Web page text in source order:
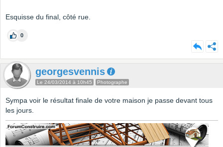
Esquisse du final, côté rue.
0
georgesvennis
Le 24/03/2014 à 10h45 Photographe
Sympa voir le résultat finale de votre maison je passe devant tous
les jours.